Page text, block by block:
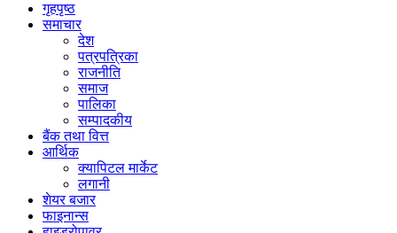
गृहपृष्ठ
समाचार
देश
पत्रपत्रिका
राजनीति
समाज
पालिका
सम्पादकीय
बैंक तथा वित्त
आर्थिक
क्यापिटल मार्केट
लगानी
शेयर बजार
फाइनान्स